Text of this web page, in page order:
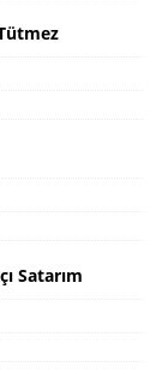
Satarım